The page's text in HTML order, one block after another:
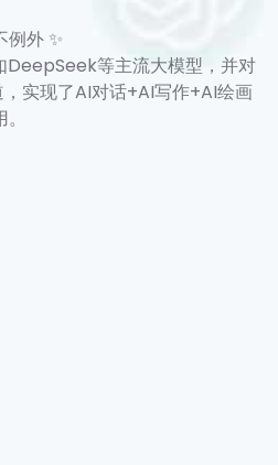
外 ✨
DeepSeek等主流大模型，并对
实现了AI对话+AI写作+AI绘画